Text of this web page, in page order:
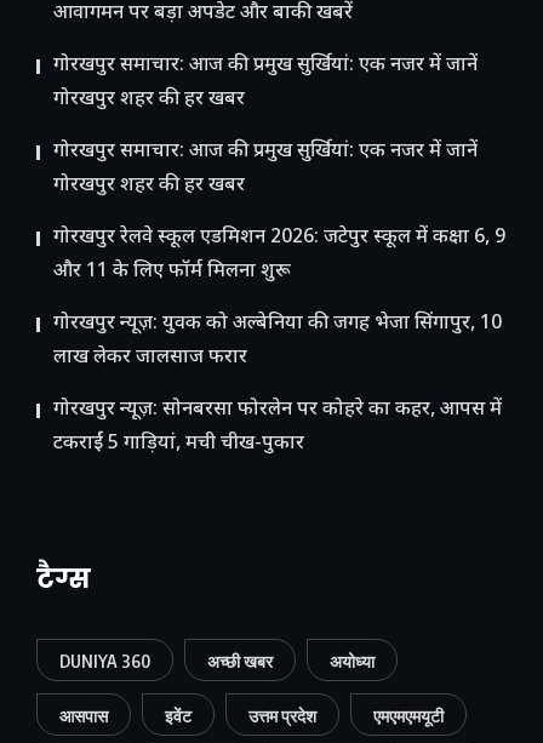
आवागमन पर बड़ा अपडेट और बाकी खबरें
गोरखपुर समाचार: आज की प्रमुख सुर्खियां: एक नजर में जानें
गोरखपुर शहर की हर खबर
गोरखपुर समाचार: आज की प्रमुख सुर्खियां: एक नजर में जानें
गोरखपुर शहर की हर खबर
गोरखपुर रेलवे स्कूल एडमिशन 2026: जटेपुर स्कूल में कक्षा 6, 9
और 11 के लिए फॉर्म मिलना शुरू
गोरखपुर न्यूज़: युवक को अल्बेनिया की जगह भेजा सिंगापुर, 10
लाख लेकर जालसाज फरार
गोरखपुर न्यूज़: सोनबरसा फोरलेन पर कोहरे का कहर, आपस में
टकराईं 5 गाड़ियां, मची चीख-पुकार
टैग्स
DUNIYA 360 अच्छी खबर अयोध्या
आसपास इवेंट उत्तम प्रदेश एमएमएमयूटी